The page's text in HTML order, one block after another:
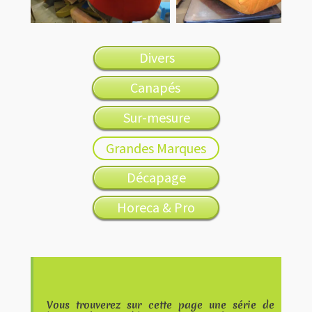
Vous trouverez sur cette page une série de
Divers
Canapés
Sur-mesure
Grandes Marques
Décapage
Horeca & Pro